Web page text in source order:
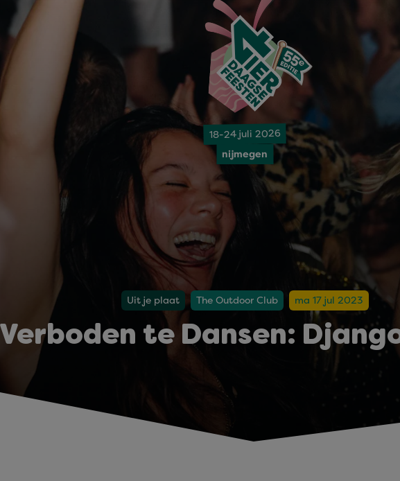
18-24 juli 2026
nijmegen
Uit je plaat The Outdoor Club ma 17 jul 2023
Verboden te Dansen: